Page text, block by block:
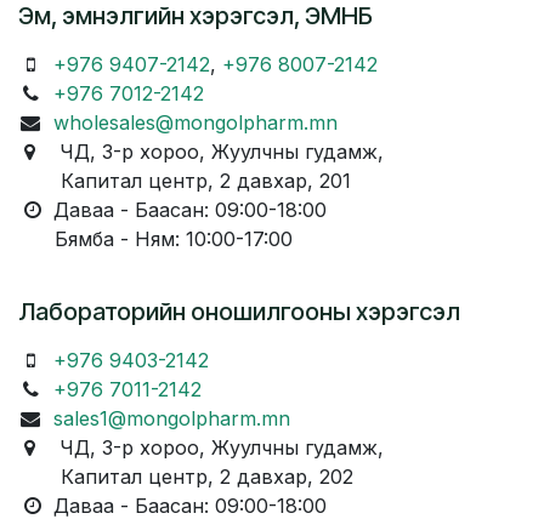
Эм, эмнэлгийн хэрэгсэл, ЭМНБ
+976 9407-2142, +976 8007-2142
+976 7012-2142
wholesales@mongolpharm.mn
ЧД, 3-р хороо, Жуулчны гудамж,
Капитал центр, 2 давхар, 201
Даваа - Баасан: 09:00-18:00
Бямба - Ням: 10:00-17:00
Лабораторийн оношилгооны хэрэгсэл
+976 9403-2142
+976 7011-2142
sales1@mongolpharm.mn
ЧД, 3-р хороо, Жуулчны гудамж,
Капитал центр, 2 давхар, 202
Даваа - Баасан: 09:00-18:00